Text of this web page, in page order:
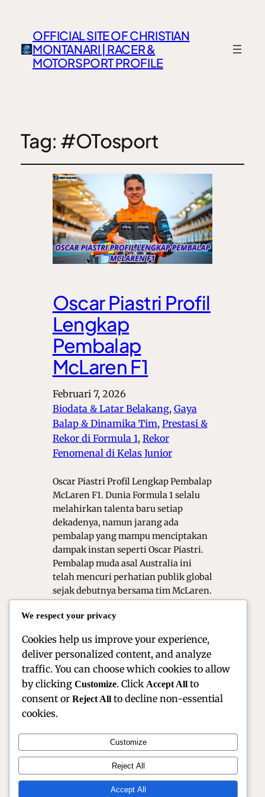
OFFICIAL SITE OF CHRISTIAN
MONTANARI | RACER &
MOTORSPORT PROFILE
Tag: #OTosport
Oscar Piastri Profil
Lengkap
Pembalap
McLaren F1
Februari 7, 2026
Biodata & Latar Belakang, Gaya
Balap & Dinamika Tim, Prestasi &
Rekor di Formula 1, Rekor
Fenomenal di Kelas Junior
Oscar Piastri Profil Lengkap Pembalap
McLaren F1. Dunia Formula 1 selalu
melahirkan talenta baru setiap
dekadenya, namun jarang ada
pembalap yang mampu menciptakan
dampak instan seperti Oscar Piastri.
Pembalap muda asal Australia ini
telah mencuri perhatian publik global
sejak debutnya bersama tim McLaren.
luar biasa di bawah tekanan dan
Official Site of Christian Montanari | Racer & Motorsport
Profile
We respect your privacy
Cookies help us improve your experience,
deliver personalized content, and analyze
traffic. You can choose which cookies to allow
by clicking Customize. Click Accept All to
consent or Reject All to decline non-essential
cookies.
Customize
Reject All
Accept All